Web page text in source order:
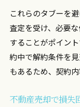
イント
投資ワンルー
こと
投資ワ
い準備
不動産売
これらのタブーを
査定を受け、必要
することがポイン
約中で解約条件を
もあるため、契約
不動産売却で損失